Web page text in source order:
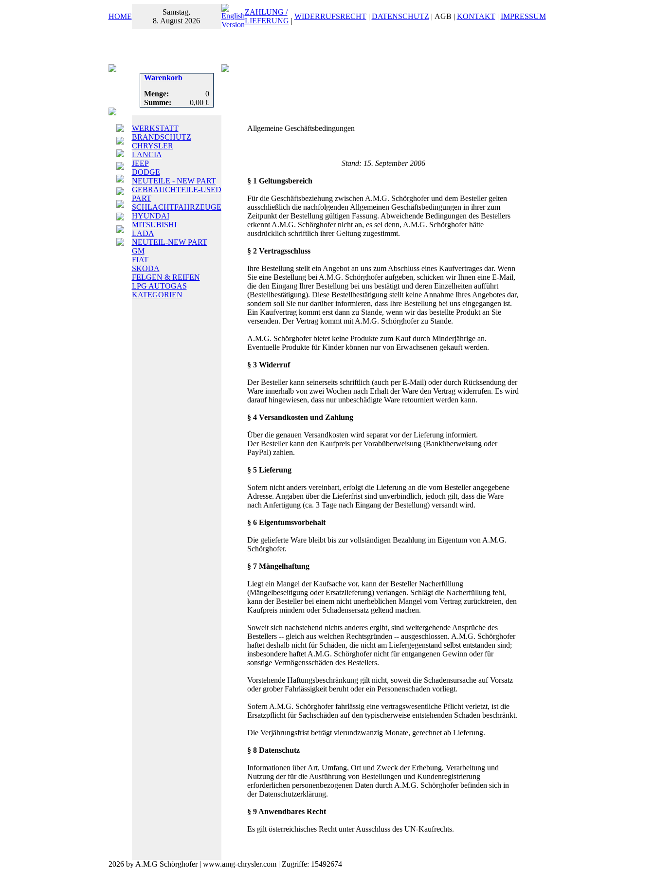
HOME
Samstag,
8. August 2026
ZAHLUNG /
LIEFERUNG |
WIDERRUFSRECHT| DATENSCHUTZ | AGB | KONTAKT| IMPRESSUM
Warenkorb
Menge:
0
Summe:
0,00 €
WERKSTATT
BRANDSCHUTZ
CHRYSLER
LANCIA
JEEP
DODGE
NEUTEILE - NEW PART
GEBRAUCHTEILE-USED
PART
SCHLACHTFAHRZEUGE
HYUNDAI
MITSUBISHI
LADA
NEUTEIL-NEW PART
GM
FIAT
SKODA
FELGEN & REIFEN
LPG AUTOGAS
KATEGORIEN
Allgemeine Geschäftsbedingungen
Stand: 15. September 2006
§ 1 Geltungsbereich
Für die Geschäftsbeziehung zwischen A.M.G. Schörghofer und dem Besteller gelten
ausschließlich die nachfolgenden Allgemeinen Geschäftsbedingungen in ihrer zum
Zeitpunkt der Bestellung gültigen Fassung. Abweichende Bedingungen des Bestellers
erkennt A.M.G. Schörghofer nicht an, es sei denn, A.M.G. Schörghofer hätte
ausdrücklich schriftlich ihrer Geltung zugestimmt.
§ 2 Vertragsschluss
Ihre Bestellung stellt ein Angebot an uns zum Abschluss eines Kaufvertrages dar. Wenn
Sie eine Bestellung bei A.M.G. Schörghofer aufgeben, schicken wir Ihnen eine E-Mail,
die den Eingang Ihrer Bestellung bei uns bestätigt und deren Einzelheiten aufführt
(Bestellbestätigung). Diese Bestellbestätigung stellt keine Annahme Ihres Angebotes dar,
sondern soll Sie nur darüber informieren, dass Ihre Bestellung bei uns eingegangen ist.
Ein Kaufvertrag kommt erst dann zu Stande, wenn wir das bestellte Produkt an Sie
versenden. Der Vertrag kommt mit A.M.G. Schörghofer zu Stande.
A.M.G. Schörghofer bietet keine Produkte zum Kauf durch Minderjährige an.
Eventuelle Produkte für Kinder können nur von Erwachsenen gekauft werden.
§ 3 Widerruf
Der Besteller kann seinerseits schriftlich (auch per E-Mail) oder durch Rücksendung der
Ware innerhalb von zwei Wochen nach Erhalt der Ware den Vertrag widerrufen. Es wird
darauf hingewiesen, dass nur unbeschädigte Ware retourniert werden kann.
§ 4 Versandkosten und Zahlung
Über die genauen Versandkosten wird separat vor der Lieferung informiert.
Der Besteller kann den Kaufpreis per Vorabüberweisung (Banküberweisung oder
PayPal) zahlen.
§ 5 Lieferung
Sofern nicht anders vereinbart, erfolgt die Lieferung an die vom Besteller angegebene
Adresse. Angaben über die Lieferfrist sind unverbindlich, jedoch gilt, dass die Ware
nach Anfertigung (ca. 3 Tage nach Eingang der Bestellung) versandt wird.
§ 6 Eigentumsvorbehalt
Die gelieferte Ware bleibt bis zur vollständigen Bezahlung im Eigentum von A.M.G.
Schörghofer.
§ 7 Mängelhaftung
Liegt ein Mangel der Kaufsache vor, kann der Besteller Nacherfüllung
(Mängelbeseitigung oder Ersatzlieferung) verlangen. Schlägt die Nacherfüllung fehl,
kann der Besteller bei einem nicht unerheblichen Mangel vom Vertrag zurücktreten, den
Kaufpreis mindern oder Schadensersatz geltend machen.
Soweit sich nachstehend nichts anderes ergibt, sind weitergehende Ansprüche des
Bestellers -- gleich aus welchen Rechtsgründen -- ausgeschlossen. A.M.G. Schörghofer
haftet deshalb nicht für Schäden, die nicht am Liefergegenstand selbst entstanden sind;
insbesondere haftet A.M.G. Schörghofer nicht für entgangenen Gewinn oder für
sonstige Vermögensschäden des Bestellers.
Vorstehende Haftungsbeschränkung gilt nicht, soweit die Schadensursache auf Vorsatz
oder grober Fahrlässigkeit beruht oder ein Personenschaden vorliegt.
Sofern A.M.G. Schörghofer fahrlässig eine vertragswesentliche Pflicht verletzt, ist die
Ersatzpflicht für Sachschäden auf den typischerweise entstehenden Schaden beschränkt.
Die Verjährungsfrist beträgt vierundzwanzig Monate, gerechnet ab Lieferung.
§ 8 Datenschutz
Informationen über Art, Umfang, Ort und Zweck der Erhebung, Verarbeitung und
Nutzung der für die Ausführung von Bestellungen und Kundenregistrierung
erforderlichen personenbezogenen Daten durch A.M.G. Schörghofer befinden sich in
der Datenschutzerklärung.
§ 9 Anwendbares Recht
Es gilt österreichisches Recht unter Ausschluss des UN-Kaufrechts.
2026 by A.M.G Schörghofer | www.amg-chrysler.com | Zugriffe: 15492674